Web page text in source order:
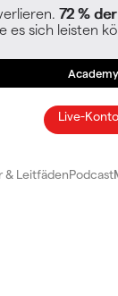
72 %
sich leisten
Academy
Live-
& LeitfädenPodcast